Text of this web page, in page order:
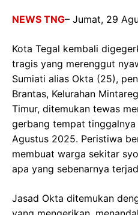
NEWS TNG– Jumat, 29
Kota Tegal kembali
tragis yang merenggut
Sumiati alias Okta (25),
Brantas, Kelurahan
Timur, ditemukan tewas
gerbang tempat
Agustus 2025. Peristiwa
membuat warga sekitar
apa yang sebenarnya
Jasad Okta ditemukan